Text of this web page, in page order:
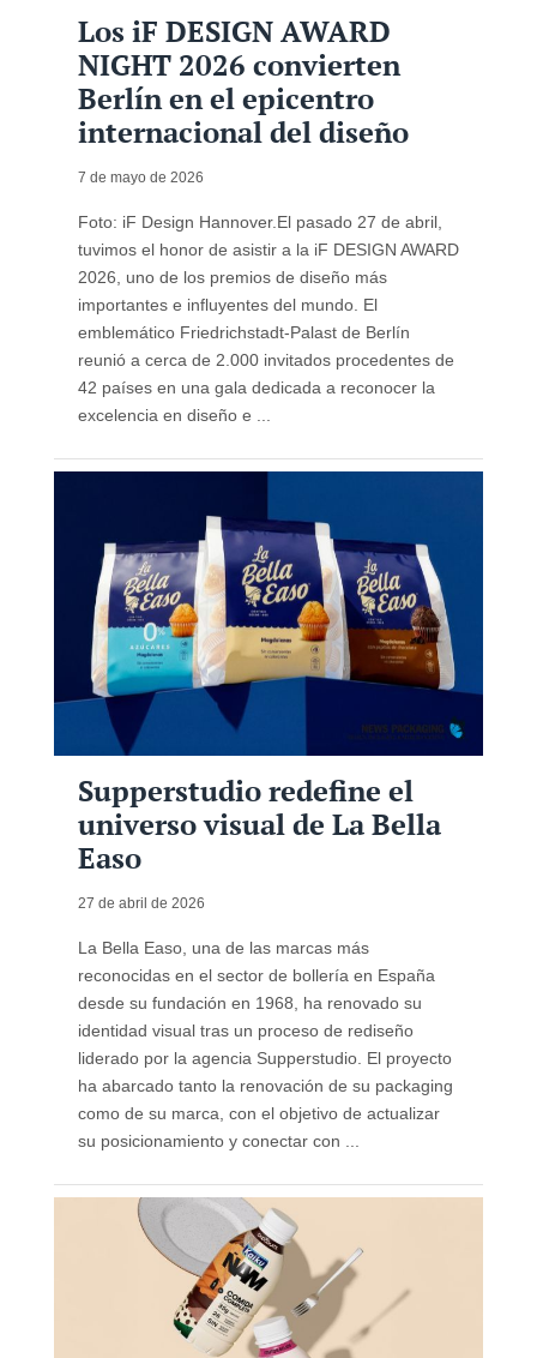
Los iF DESIGN AWARD
NIGHT 2026 convierten
Berlín en el epicentro
internacional del diseño
7 de mayo de 2026
Foto: iF Design Hannover.El pasado 27 de abril,
tuvimos el honor de asistir a la iF DESIGN AWARD
2026, uno de los premios de diseño más
importantes e influyentes del mundo. El
emblemático Friedrichstadt-Palast de Berlín
reunió a cerca de 2.000 invitados procedentes de
42 países en una gala dedicada a reconocer la
excelencia en diseño e ...
Supperstudio redefine el
universo visual de La Bella
Easo
27 de abril de 2026
La Bella Easo, una de las marcas más
reconocidas en el sector de bollería en España
desde su fundación en 1968, ha renovado su
identidad visual tras un proceso de rediseño
liderado por la agencia Supperstudio. El proyecto
ha abarcado tanto la renovación de su packaging
como de su marca, con el objetivo de actualizar
su posicionamiento y conectar con ...